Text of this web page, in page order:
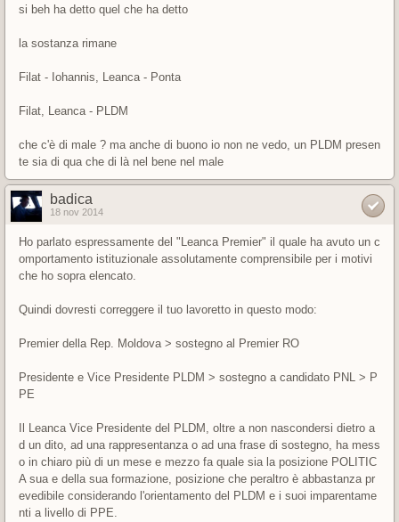
si beh ha detto quel che ha detto
la sostanza rimane
Filat - Iohannis, Leanca - Ponta
Filat, Leanca - PLDM
che c'è di male ? ma anche di buono io non ne vedo, un PLDM presen
te sia di qua che di là nel bene nel male
badica
18 nov 2014
Ho parlato espressamente del "Leanca Premier" il quale ha avuto un c
omportamento istituzionale assolutamente comprensibile per i motivi
che ho sopra elencato.
Quindi dovresti correggere il tuo lavoretto in questo modo:
Premier della Rep. Moldova > sostegno al Premier RO
Presidente e Vice Presidente PLDM > sostegno a candidato PNL > P
PE
Il Leanca Vice Presidente del PLDM, oltre a non nascondersi dietro a
d un dito, ad una rappresentanza o ad una frase di sostegno, ha mess
o in chiaro più di un mese e mezzo fa quale sia la posizione POLITIC
A sua e della sua formazione, posizione che peraltro è abbastanza pr
evedibile considerando l'orientamento del PLDM e i suoi imparentame
nti a livello di PPE.